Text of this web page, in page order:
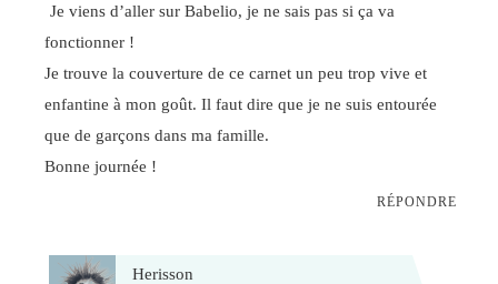
Je viens d’aller sur Babelio, je ne sais pas si ça va
fonctionner !
Je trouve la couverture de ce carnet un peu trop vive et
enfantine à mon goût. Il faut dire que je ne suis entourée
que de garçons dans ma famille.
Bonne journée !
RÉPONDRE
Herisson